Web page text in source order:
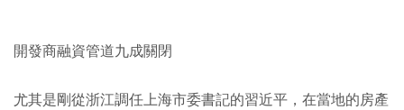
開發商融資管道九成關閉
尤其是剛從浙江調任上海市委書記的習近平，在當地的房產